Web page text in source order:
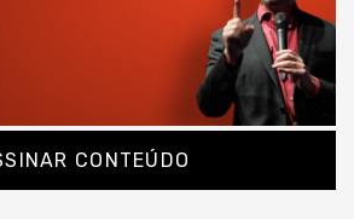
CONTEÚDO